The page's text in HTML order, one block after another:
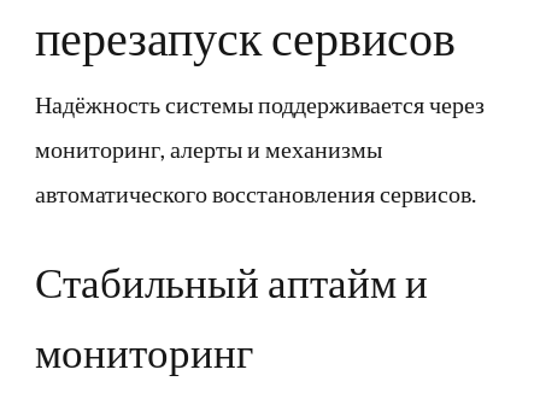
перезапуск сервисов
Надёжность системы поддерживается через
мониторинг, алерты и механизмы
автоматического восстановления сервисов.
Стабильный аптайм и
мониторинг